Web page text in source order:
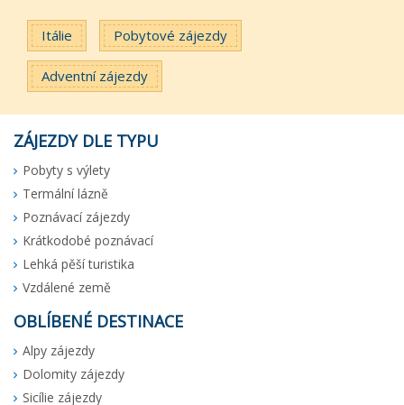
Itálie Pobytové zájezdy
Adventní zájezdy
ZÁJEZDY DLE TYPU
Pobyty s výlety
Termální lázně
Poznávací zájezdy
Krátkodobé poznávací
Lehká pěší turistika
Vzdálené země
OBLÍBENÉ DESTINACE
Alpy zájezdy
Dolomity zájezdy
Sicílie zájezdy